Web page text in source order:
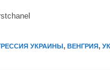
УКРАИНЫ, ВЕНГРИЯ,